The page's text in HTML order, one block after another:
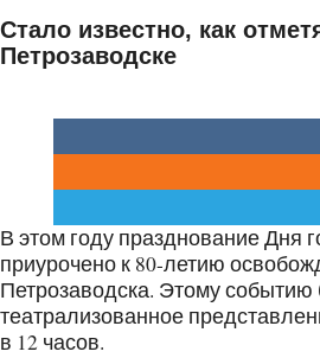
Стало известно, как
Петрозаводске
В этом году празднование Дня
приурочено к 80-летию
Петрозаводска. Этому
театрализованное
в 12 часов.